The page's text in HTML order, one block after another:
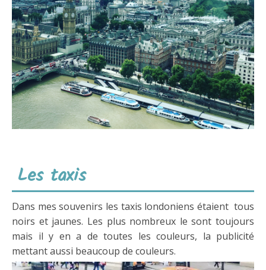
Les taxis
Dans mes souvenirs les taxis londoniens étaient tous
noirs et jaunes. Les plus nombreux le sont toujours
mais il y en a de toutes les couleurs, la publicité
mettant aussi beaucoup de couleurs.